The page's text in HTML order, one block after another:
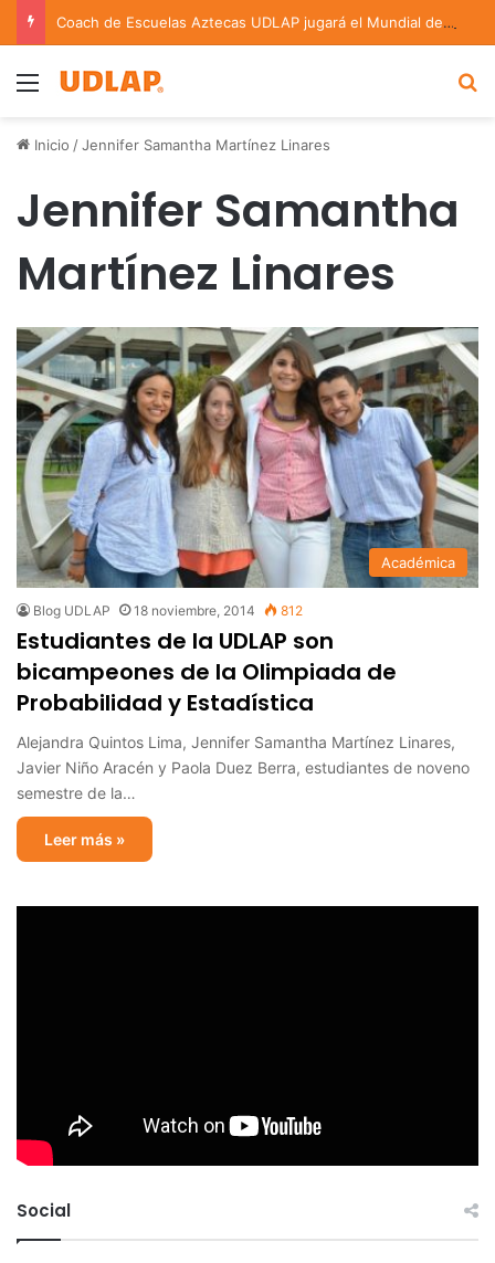
Coach de Escuelas Aztecas UDLAP jugará el Mundial de Flag Football en Alemania
Menu
Inicio /Jennifer Samantha Martínez Linares
Jennifer Samantha
Martínez Linares
Académica
Blog UDLAP 18 noviembre, 2014 812
Estudiantes de la UDLAP son
bicampeones de la Olimpiada de
Probabilidad y Estadística
Alejandra Quintos Lima, Jennifer Samantha Martínez Linares,
Javier Niño Aracén y Paola Duez Berra, estudiantes de noveno
semestre de la…
Leer más »
Social